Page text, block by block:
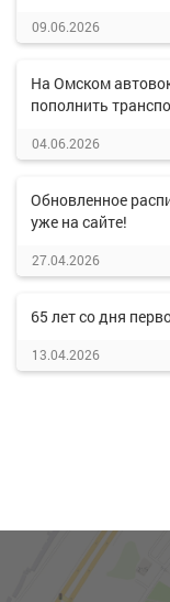
09.06.2026
На Омском
пополнить
04.06.2026
Обновленное
уже на сайте!
27.04.2026
65 лет со дня
13.04.2026